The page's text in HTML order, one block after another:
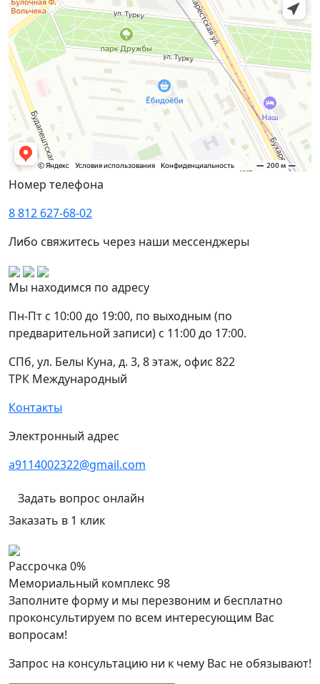
Номер телефона
8 812 627-68-02
Либо свяжитесь через наши мессенджеры
Мы находимся по адресу
Пн-Пт с 10:00 до 19:00, по выходным (по
предварительной записи) с 11:00 до 17:00.
СПб, ул. Белы Куна, д. 3, 8 этаж, офис 822
ТРК Международный
Контакты
Электронный адрес
a9114002322@gmail.com
Задать вопрос онлайн
Заказать в 1 клик
Рассрочка 0%
Мемориальный комплекс 98
Заполните форму и мы перезвоним и бесплатно
проконсультируем по всем интересующим Вас
вопросам!
Запрос на консультацию ни к чему Вас не обязывают!